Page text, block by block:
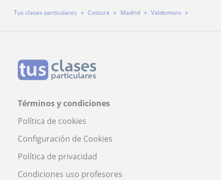
Tus clases particulares Costura Madrid
Valdemoro
Términos y condiciones
Política de cookies
Configuración de Cookies
Política de privacidad
Condiciones uso profesores